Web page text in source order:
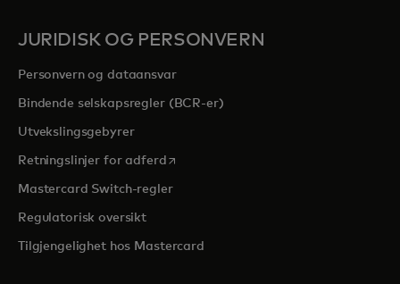
JURIDISK OG PERSONVERN
Personvern og dataansvar
Bindende selskapsregler (BCR-er)
Utvekslingsgebyrer
Retningslinjer for adferdopens in a new tab
Mastercard Switch-regler
Regulatorisk oversikt
Tilgjengelighet hos Mastercard